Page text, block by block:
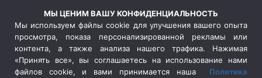
Сельское хозяйство (3)
Социальная политика
(3)
Спецоперация в Украине
Спецоперация на Украине
(404)
МЫ ЦЕНИМ ВАШУ КОНФИДЕНЦИАЛЬНОСТЬ
Мы используем файлы cookie для улучшения вашего опыта
просмотра, показа персонализированной рекламы или
контента, а также анализа нашего трафика. Нажимая
«Принять все», вы соглашаетесь на использование нами
файлов cookie, и вами принимается наша Политика